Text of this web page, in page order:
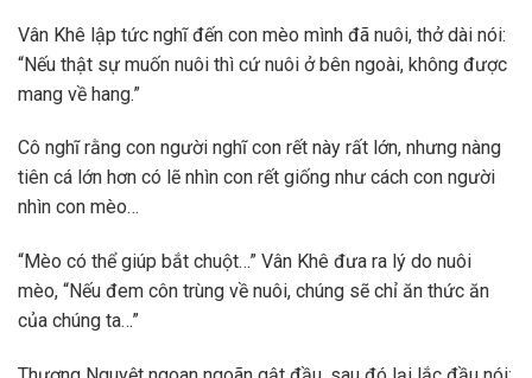
Vân Khê lập tức nghĩ đến con mèo mình đã nuôi, thở dài nói:
“Nếu thật sự muốn nuôi thì cứ nuôi ở bên ngoài, không được
mang về hang.”
Cô nghĩ rằng con người nghĩ con rết này rất lớn, nhưng nàng
tiên cá lớn hơn có lẽ nhìn con rết giống như cách con người
nhìn con mèo…
“Mèo có thể giúp bắt chuột…” Vân Khê đưa ra lý do nuôi
mèo, “Nếu đem côn trùng về nuôi, chúng sẽ chỉ ăn thức ăn
của chúng ta…”